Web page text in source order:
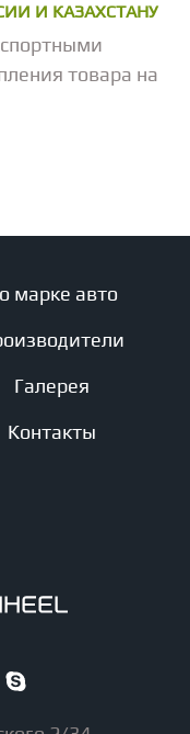
И КАЗАХСТАНУ
товара на
марке авто
Галерея
Контакты